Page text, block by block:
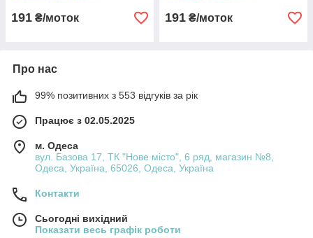
191 ₴/моток 191 ₴/моток
Про нас
99% позитивних з 553 відгуків за рік
Працює з 02.05.2025
м. Одеса
вул. Базова 17, ТК "Нове місто", 6 ряд, магазин №8,
Одеса, Україна, 65026, Одеса, Україна
Контакти
Сьогодні вихідний
Показати весь графік роботи